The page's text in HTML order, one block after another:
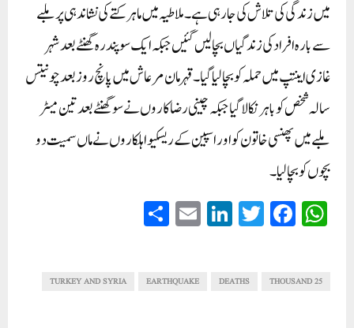
میں زندگی کی تلاش کی جارہی ہے ۔ملا طیہ میں ماہر کتے کی نشاندہی پرملبے
سے بارہ افراد کی زندگیاں بچا لیں گئیں جبکہ ایک سو پندرہ گھنٹے بعد شہر
غازی اینتپ میں حملہ کو بچالیا گیا۔قہرمان مرعاش میں پانچ روز بعد چونتیس
سالہ شخص کو باہر نکالا گیا جبکہ چینی رضاکاروں نے سو گھنٹے بعد تین میٹر
ملبے میں پھنسی خاتون کو اور اسپین کے ریسکیو اہلکاروں نے ماں سمیت دو
بچوں کو بچالیا۔
W
ha
A
Fa
ce
ok
T
wi
r
Li
nk
In
E
m
25 THOUSAND
DEATHS
EARTHQUAKE
TURKEY AND SYRIA